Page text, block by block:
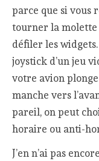
parce que si vous
tourner la molette
défiler les widgets.
joystick d’un jeu
votre avion
manche vers
pareil, on peut
horaire ou anti-
J’en n’ai pas